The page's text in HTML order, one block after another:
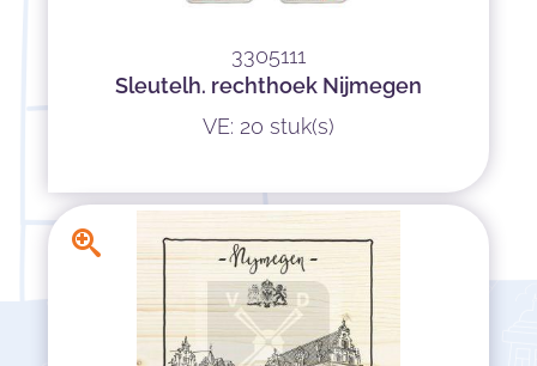
3305111
Sleutelh. rechthoek Nijmegen
VE: 20 stuk(s)